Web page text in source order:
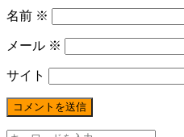
名前 ※
メール ※
サイト